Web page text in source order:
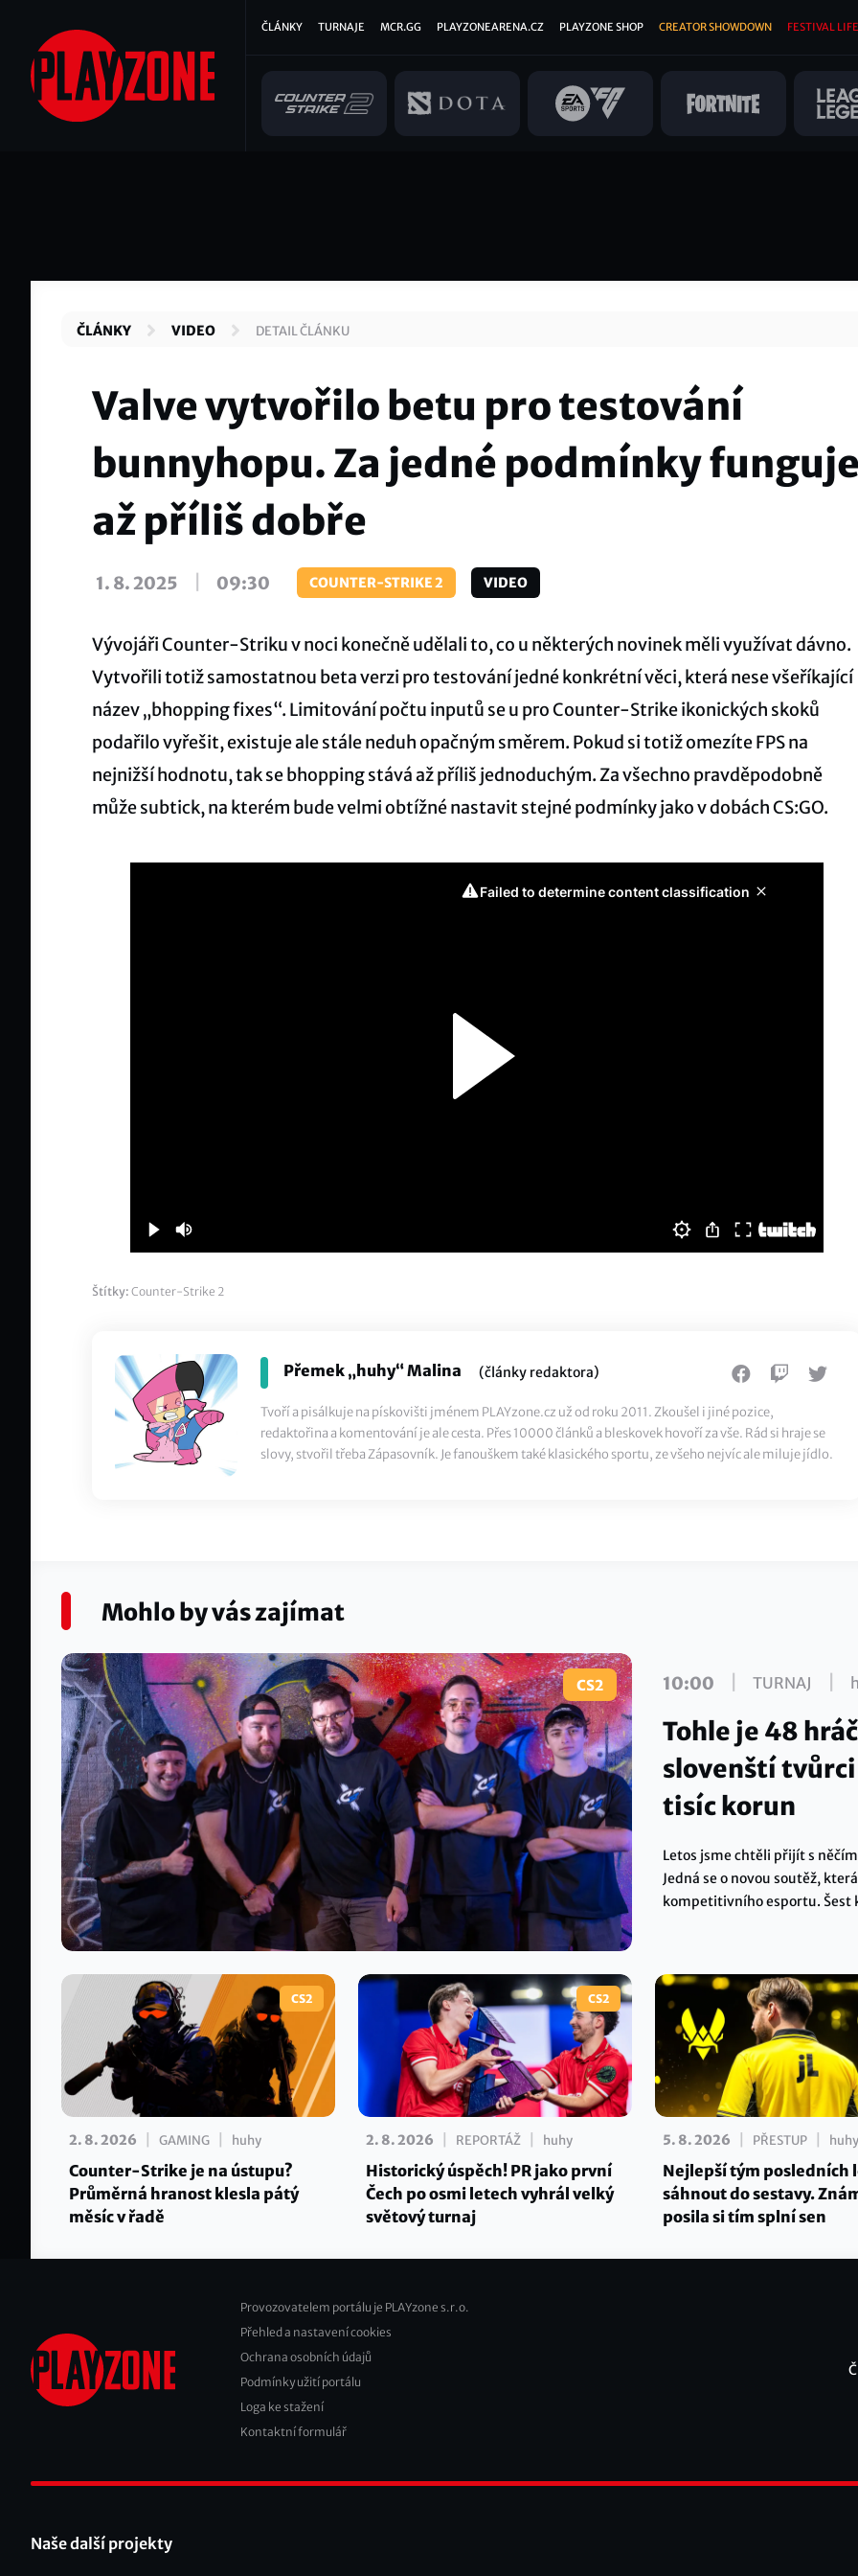
hlavnímu
obsahu
Hlavní
ČLÁNKY TURNAJE MCR.GG PLAYZONEARENA.CZ PLAYZONE SHOP CREATOR SHOWDOWN FESTIVAL
ČLÁNKY VIDEO DETAIL ČLÁNKU
Valve vytvořilo betu pro testování
bunnyhopu. Za jedné podmínky
až příliš dobře
1. 8. 2025 09:30 COUNTER-STRIKE 2 VIDEO
Vývojáři Counter-Striku v noci konečně udělali to, co u některých novinek měli využívat dávno.
Vytvořili totiž samostatnou beta verzi pro testování jedné konkrétní věci, která nese všeříkající
název „bhopping fixes“. Limitování počtu inputů se u pro Counter-Strike ikonických skoků
podařilo vyřešit, existuje ale stále neduh opačným směrem. Pokud si totiž omezíte FPS na
nejnižší hodnotu, tak se bhopping stává až příliš jednoduchým. Za všechno pravděpodobně
může subtick, na kterém bude velmi obtížné nastavit stejné podmínky jako v dobách CS:GO.
Štítky: Counter-Strike 2
Přemek „huhy“ Malina (články redaktora)
Tvoří a pisálkuje na pískovišti jménem PLAYzone.cz už od roku 2011. Zkoušel i jiné pozice,
redaktořina a komentování je ale cesta. Přes 10000 článků a bleskovek hovoří za vše. Rád si hraje se
slovy, stvořil třeba Zápasovník. Je fanouškem také klasického sportu, ze všeho nejvíc ale miluje jídlo.
Mohlo by vás zajímat
CS2 10:00 TURNAJ
Tohle je 48
slovenští
tisíc korun
Letos jsme chtěli přijít s
Jedná se o novou soutěž,
kompetitivního esportu. Šest
CS2
2. 8. 2026 GAMING huhy
Counter-Strike je na ústupu?
Průměrná hranost klesla pátý
měsíc v řadě
CS2
2. 8. 2026 REPORTÁŽ huhy
Historický úspěch! PR jako první
Čech po osmi letech vyhrál velký
světový turnaj
5. 8. 2026 PŘESTUP huhy
Nejlepší tým posledních
sáhnout do sestavy.
posila si tím splní sen
Footer
2
Provozovatelem portálu je PLAYzone s.r.o.
Přehled a nastavení cookies
Ochrana osobních údajů
Podmínky užití portálu
Loga ke stažení
Kontaktní formulář
Naše další projekty